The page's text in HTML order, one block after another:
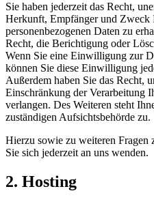
Sie haben jederzeit das Recht,
Herkunft, Empfänger und Zweck
personenbezogenen Daten zu
Recht, die Berichtigung oder
Wenn Sie eine Einwilligung zur
können Sie diese Einwilligung
Außerdem haben Sie das Recht,
Einschränkung der Verarbeitung
verlangen. Des Weiteren steht
zuständigen Aufsichtsbehörde zu.
Hierzu sowie zu weiteren Fragen
Sie sich jederzeit an uns wenden.
2. Hosting